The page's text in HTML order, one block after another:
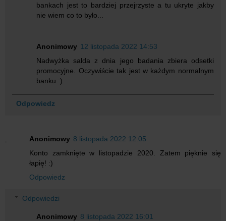
bankach jest to bardziej przejrzyste a tu ukryte jakby
nie wiem co to było...
Anonimowy 12 listopada 2022 14:53
Nadwyżka salda z dnia jego badania zbiera odsetki
promocyjne. Oczywiście tak jest w każdym normalnym
banku :)
Odpowiedz
Anonimowy 8 listopada 2022 12:05
Konto zamknięte w listopadzie 2020. Zatem pięknie się
łapię! :)
Odpowiedz
Odpowiedzi
Anonimowy 8 listopada 2022 16:01